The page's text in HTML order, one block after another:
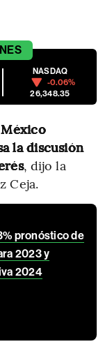
NASDAQ
-0.06%
26,348.35
la discusión
, dijo la
Ceja.
pronóstico de
2023 y
2024